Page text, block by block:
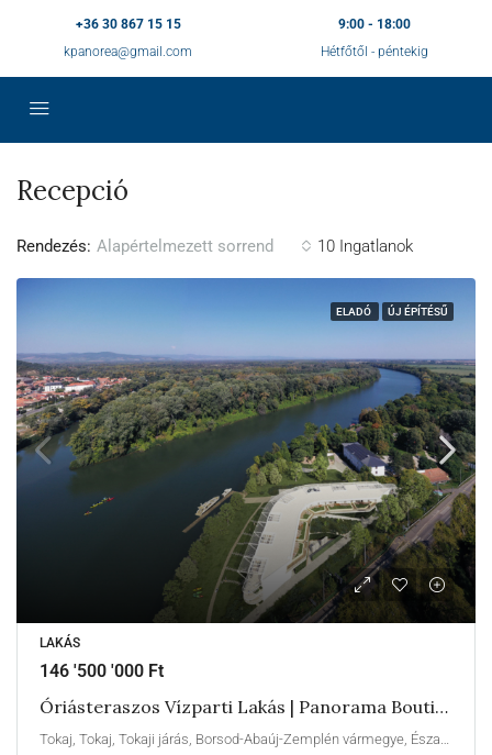
+36 30 867 15 15
kpanorea@gmail.com
9:00 - 18:00
Hétfőtől - péntekig
Recepció
10 Ingatlanok
Rendezés: Alapértelmezett sorrend
ELADÓ ÚJ ÉPÍTÉSŰ
LAKÁS
146 '500 '000 Ft
Óriásteraszos Vízparti Lakás | Panorama Boutique 49 H1